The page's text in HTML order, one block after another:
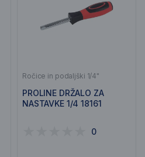
Ročice in podaljški 1/4"
PROLINE DRŽALO ZA
NASTAVKE 1/4 18161
0